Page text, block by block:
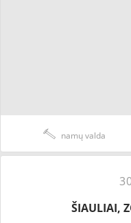
namų valda
ŠIAULIAI,